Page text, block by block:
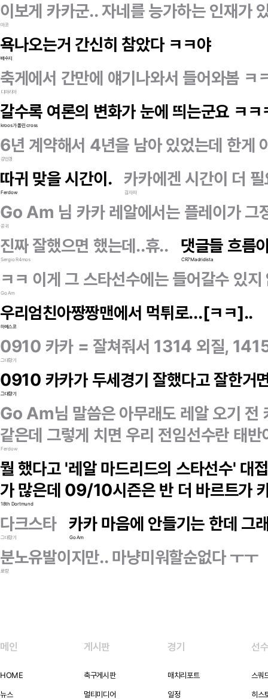
이보게 카카군.. 자네를 능가하는 인재가
마코
욕나오는거 간신히 참았다 ㅋㅋ야
배수지
축게에서 간만에 얘기나와서 들어와봄 ㅋ
디마리아
갈수록 여론의 변화가 눈에 띄는군요 ㅋㅋ
kroos가 올린 cross
6년 계약해서 4년을 남아 있었는데 한게
강민경
따귀 맞을 시간이.
Ferdow
카카에겐 시간이 더
김자파
Go Am 님 카카 레알에서는 플레이가 그
공귀
진짜 잘했으면 했는데..휴..
Sergio R4mos
댓글들 흐름
CR7Madridista
ㅋㅋ 이게 그 스타선수에는 들어갈수 있
Go Am
우리엄친아짱짱맨에서 먹튀로...[ㅋㅋ]..
하메스코
0910 카카 = 잘쳐줘서 1314 외질, 1415
그대향기
0910 카카가 두세경기 잘했다고 잘한거
그대향기
Go Am님 말씀은 아무래도 레알 오기 전
같은데 그렇게 치면 우리 전임선수란 태
Ferdow
뭘 했다고 '레알 마드리드의 스타선수'
가 많은데 09/10시즌은 반 더 바르트가
18th Dortmund
다크스타
그대향기
카카 마음에 안들기는 한데 그
Go Am
분노유발이지만.. 마냥미워할순없다 ㅜㅜ
로랑
메인
HOME
뉴스
게시판
축구게시판
멀티미디어
경기
매치리포트
일정
선
스쿼
히스